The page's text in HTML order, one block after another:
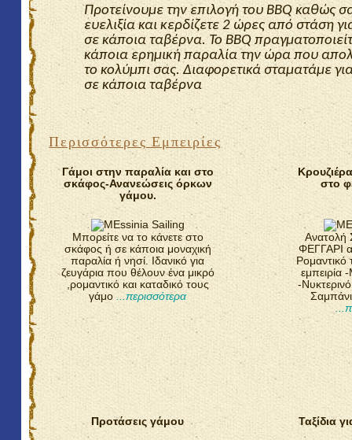
Προτείνουμε την επιλογή τουBBQ καθώς
ευελιξία και κερδίζετε 2 ώρες από στάση
σε κάποια ταβέρνα. ΤοBBQ
κάποια ερημική παραλία την ώρα που
το κολύμπι σας. Διαφορετικά σταματάμε
σε κάποια ταβέρνα
Περισσότερες Εμπειρίες
Γάμοι στην παραλία και στο
σκάφος-Ανανεώσεις όρκων
γάμου.
Μπορείτε να το κάνετε στο
σκάφος ή σε κάποια μοναχική
παραλία ή νησί. Ιδανικό για
ζευγάρια που θέλουν ένα μικρό
,ρομαντικό και καταδικό τους
γάμο
...περισσότερα
στο
ΦΕΓΓΑΡΙ
Ρομαντικό
εμπειρία
-
Προτάσεις γάμου Ταξίδια